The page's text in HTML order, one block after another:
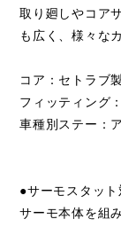
取り廻しやコア
も広く、様々な
コア：セトラブ製
フィッティング
車種別ステー：
●サーモスタッ
サーモ本体を組